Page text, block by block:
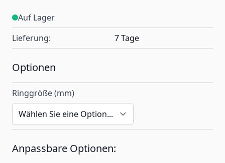
Auf Lager
Lieferung:
7 Tage
Optionen
Ringgröße (mm)
Anpassbare Optionen: